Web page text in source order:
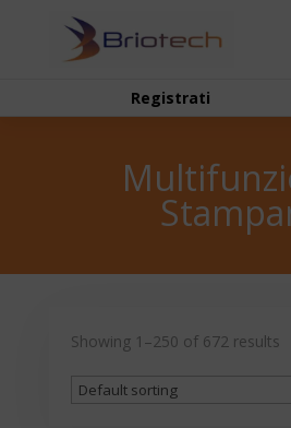
Registrati
Showing 1–250 of 672 results